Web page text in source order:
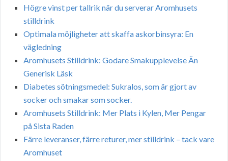
Högre vinst per tallrik när du serverar Aromhusets
stilldrink
Optimala möjligheter att skaffa askorbinsyra: En
vägledning
Aromhusets Stilldrink: Godare Smakupplevelse Än
Generisk Läsk
Diabetes sötningsmedel: Sukralos, som är gjort av
socker och smakar som socker.
Aromhusets Stilldrink: Mer Plats i Kylen, Mer Pengar
på Sista Raden
Färre leveranser, färre returer, mer stilldrink – tack vare
Aromhuset